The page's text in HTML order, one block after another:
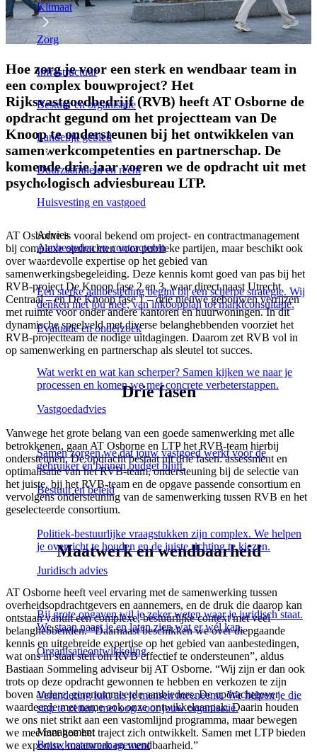
Klimaat
Zorg
Infrastructuur
Bestuur en organisatie
Landelijk gebied
Duurzaamheid en recht
Huisvesting en vastgoed
Advies
Aanbesteden en contracteren
Een sterke aanbesteding begint bij een scherpe strategie. Wij
denken met jou mee, van inkoopplan tot marktconsultatie.
Evaluatie en onderzoek
Wat werkt en wat kan scherper? Samen kijken we naar je
processen en komen we met concrete verbeterstappen.
Vastgoedadvies
Samen zorgen we dat jouw vastgoed werkt voor de
gebruiker én binnen budget blijft.
Bestuur en beleid
Politiek-bestuurlijke vraagstukken zijn complex. We helpen
je overzicht te houden en de juiste richting te kiezen.
Juridisch advies
Bij grote opgaven wil je zeker weten waar je juridisch staat.
We staan naast je en laten zien wat er wél kan.
Organisatieontwikkeling
Verandering lukt als je mensen meeneemt. We helpen je die
stap te zetten, met oog voor jouw organisatie.
Management
Bouwkostenmanagement
Hoe zorg je voor een sterk en wendbaar team in
een complex bouwproject? Het
Rijksvastgoedbedrijf (RVB) heeft AT Osborne de
opdracht gegund om het projectteam van De
Knoop te ondersteunen bij het ontwikkelen van
samenwerkcompetenties en partnerschap. De
komende drie jaar voeren we de opdracht uit met
psychologisch adviesbureau LTP.
AT Osborne is vooral bekend om project- en contractmanagement
bij complexe opdrachten voor publieke partijen, maar beschikt ook
over waardevolle expertise op het gebied van
samenwerkingsbegeleiding. Deze kennis komt goed van pas bij het
RVB-project De Knoop fase 2 en 3, waar direct naast Utrecht
Centraal – en De Knoop fase 1 – drie nieuwe gebouwen verrijzen
met ruimte voor onder andere kantoren en huurwoningen. In dit
dynamische speelveld met diverse belanghebbenden voorziet het
RVB-projectteam de nodige uitdagingen. Daarom zet RVB vol in
op samenwerking en partnerschap als sleutel tot succes.
Drie fasen
Vanwege het grote belang van een goede samenwerking met alle
betrokkenen, gaan AT Osborne en LTP het RVB-team hierbij
ondersteunen. De opdracht bestaat uit drie fasen: assessment en
optimalisatie van het RVB-team, ondersteuning bij de selectie van
het juiste, bij het RVB-team en de opgave passende consortium en
vervolgens ondersteuning van de samenwerking tussen RVB en het
geselecteerde consortium.
Maatwerk en wendbaarheid
AT Osborne heeft veel ervaring met de samenwerking tussen
overheidsopdrachtgevers en aannemers, en de druk die daarop kan
ontstaan vanuit een complexe, bestuurlijke context met veel
belanghebbenden. “Daarnaast beschikken we over diepgaande
kennis en uitgebreide expertise op het gebied van aanbestedingen,
wat ons in staat stelt om RVB effectief te ondersteunen”, aldus
Bastiaan Sommeling adviseur bij AT Osborne. “Wij zijn er dan ook
trots op deze opdracht gewonnen te hebben en verkozen te zijn
boven andere, gerenommeerde aanbieders. De opdrachtgever
waardeerde met name ook onze ontwikkelaanpak. Daarin houden
we ons niet strikt aan een vastomlijnd programma, maar bewegen
we mee met hoe het traject zich ontwikkelt. Samen met LTP bieden
we expertise, maatwerk en wendbaarheid.”